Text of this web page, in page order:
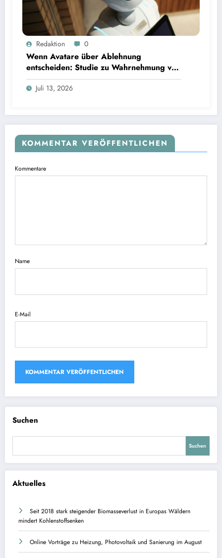
Wenn Avatare über Ablehnung entscheiden: Studie zu Wahrnehmung von Fairness bei KI-
InterviewsRedaktion 0
Wenn Avatare über Ablehnung
entscheiden: Studie zu Wahrnehmung von
Fairness bei KI-Interviews
Juli 13, 2026
KOMMENTAR VERÖFFENTLICHEN
Kommentare
Name
E-Mail
Suchen
Suchen
Aktuelles
Seit 2018 stark steigender Biomasseverlust in Europas Wäldern
mindert Kohlenstoffsenken
Online Vorträge zu Heizung, Photovoltaik und Sanierung im August